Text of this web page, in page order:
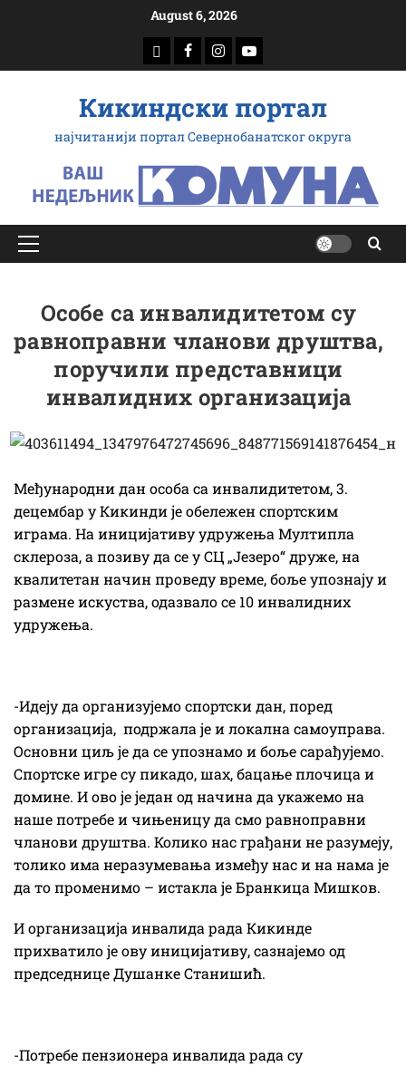
August 6, 2026
доwнлоад
Фацебоок
Инстаграм
Yоутубе
Кикиндски портал
најчитанији портал Севернобанатског округа
Примарy
Особе са инвалидитетом су
равноправни чланови друштва,
поручили представници
инвалидних организација
Међународни дан особа са инвалидитетом, 3.
децембар у Кикинди је обележен спортским
играма. На иницијативу удружења Мултипла
склероза, а позиву да се у СЦ „Језеро“ друже, на
квалитетан начин проведу време, боље упознају и
размене искуства, одазвало се 10 инвалидних
удружења.
-Идеју да организујемо спортски дан, поред
организација, подржала је и локална самоуправа.
Основни циљ је да се упознамо и боље сарађујемо.
Спортске игре су пикадо, шах, бацање плочица и
домине. И ово је један од начина да укажемо на
наше потребе и чињеницу да смо равноправни
чланови друштва. Колико нас грађани не разумеју,
толико има неразумевања између нас и на нама је
да то променимо – истакла је Бранкица Мишков.
И организација инвалида рада Кикинде
прихватило је ову иницијативу, сазнајемо од
председнице Душанке Станишић.
-Потребе пензионера инвалида рада су